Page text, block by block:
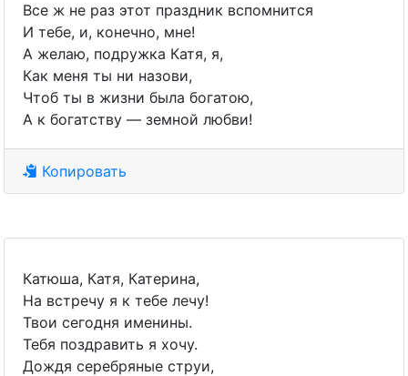
Все ж не раз этот праздник вспомнится
И тебе, и, конечно, мне!
А желаю, подружка Катя, я,
Как меня ты ни назови,
Чтоб ты в жизни была богатою,
А к богатству — земной любви!
Копировать
Катюша, Катя, Катерина,
На встречу я к тебе лечу!
Твои сегодня именины.
Тебя поздравить я хочу.
Дождя серебряные струи,